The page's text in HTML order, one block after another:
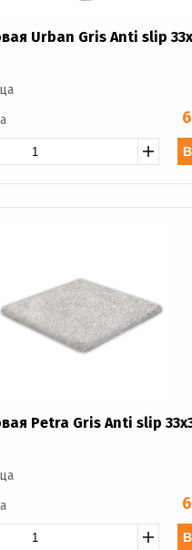
Urban Gris Anti slip
Petra Gris Anti slip